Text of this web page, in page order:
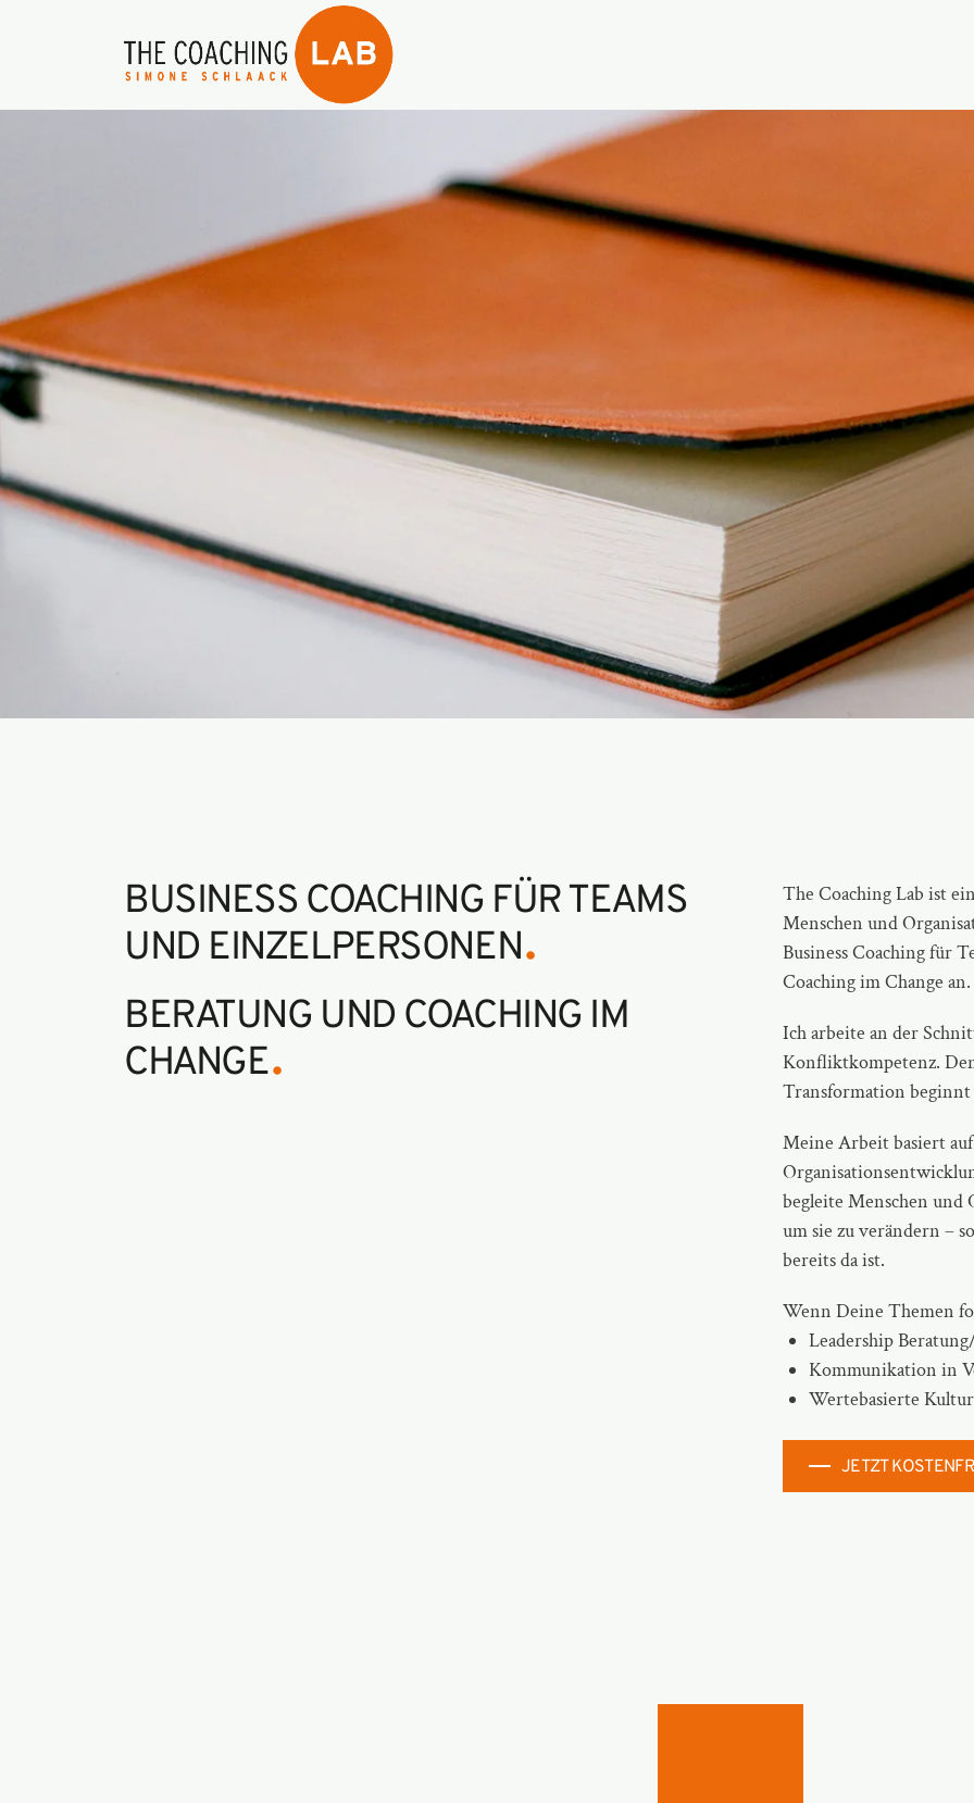
BUSINESS COACHING FÜR TEAMS
UND EINZELPERSONEN.
BERATUNG UND COACHING IM
CHANGE.
The Coaching Lab ist ein
Menschen und
Business Coaching für
Coaching im Change an.
Ich arbeite an der
Konfliktkompetenz.
Transformation beginnt
Meine Arbeit basiert
begleite Menschen und
um sie zu verändern –
bereits da ist.
Wenn Deine Themen
Leadership Beratung
Kommunikation in
Wertebasierte
JETZT